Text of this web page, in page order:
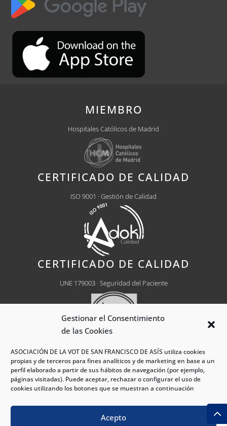
Gestionar el Consentimiento
de las Cookies
ASOCIACIÓN DE LA VOT DE SAN FRANCISCO DE ASÍS utiliza cookies
propias y de terceros para fines analíticos y de marketing en base a un
perfil elaborado a partir de sus hábitos de navegación (por ejemplo,
páginas visitadas). Puede aceptar, rechazar o configurar el uso de
cookies utilizando los botones que se muestran a continuación
Acepto
MIEMBRO
Hospitales Católicos de Madrid
CERTIFICADO DE CALIDAD
ISO 9001 · Gestión de Calidad
CERTIFICADO DE CALIDAD
UNE 179003 · Seguridad del Paciente
Centro Médico AutorizadoNº CH0030
®Hospital VOT Madrid 2026 - Todos los derechos